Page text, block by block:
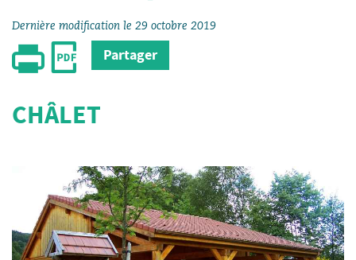
Dernière modification le 29 octobre 2019
Partager
CHÂLET